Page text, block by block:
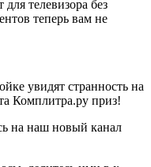
телевизора без
теперь вам не
увидят странность на
Комплитра.ру приз!
на наш новый канал